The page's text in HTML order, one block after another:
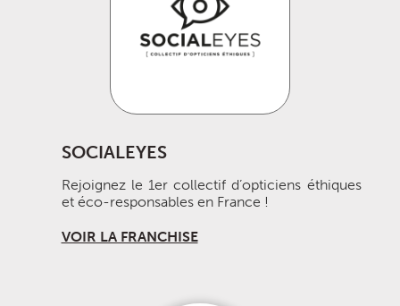
SOCIALEYES
Rejoignez le 1er collectif d’opticiens éthiques
et éco-responsables en France !
VOIR LA FRANCHISE